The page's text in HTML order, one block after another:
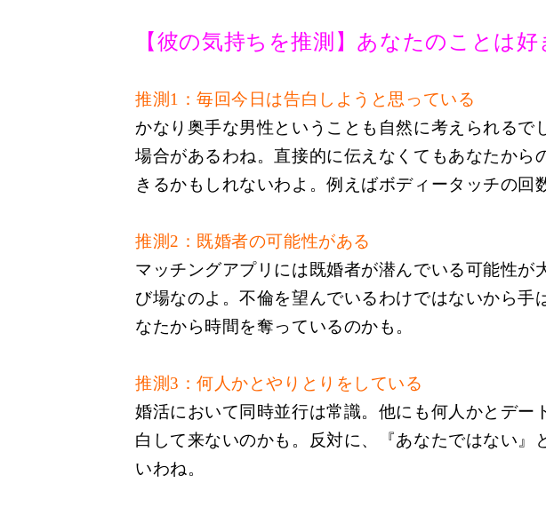
【彼の気持ちを推測】あなたのことは好
推測 1
：毎回今日は告白しようと思っている
かなり奥手な男性ということも自然に考えられる
場合があるわね。直接的に伝えなくてもあなたか
きるかもしれないわよ。例えばボディータッチの回
推測 2 ：既婚者の可能性がある
マッチングアプリには既婚者が潜んでいる可能性
び場なのよ。不倫を望んでいるわけではないから
なたから時間を奪っているのかも。
推測 3 ：何人かとやりとりをしている
婚活において同時並行は常識。他にも何人かとデ
白して来ないのかも。反対に、『あなたではない
いわね。